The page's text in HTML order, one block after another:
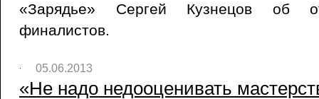
«Зарядье» Сергей Кузнецов об
финалистов.
05.06.2013
«Не надо недооценивать